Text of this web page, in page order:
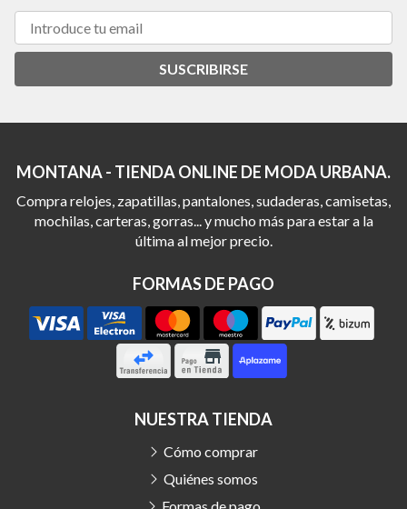
SUSCRIBIRSE
MONTANA - TIENDA ONLINE DE MODA URBANA.
Compra relojes, zapatillas, pantalones, sudaderas, camisetas,
mochilas, carteras, gorras... y mucho más para estar a la
última al mejor precio.
FORMAS DE PAGO
NUESTRA TIENDA
Cómo comprar
Quiénes somos